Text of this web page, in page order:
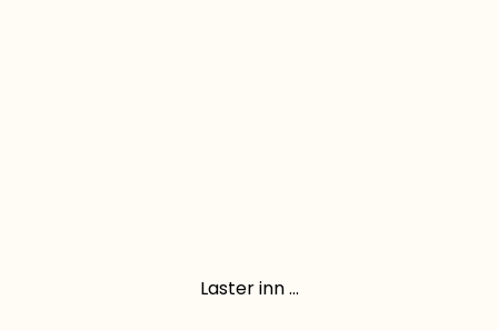
Laster inn ...